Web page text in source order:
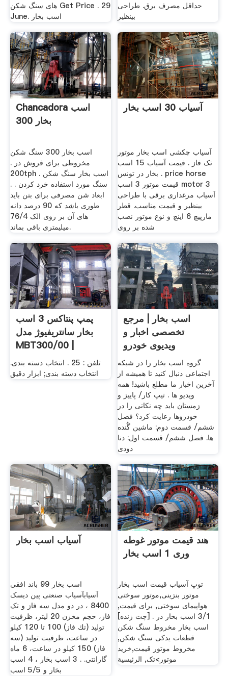
های سنگ شکن Get Price . 29
June. اسب بخار
حداقل مصرف برق. طراحی
بینظیر
Chancadora اسب
بخار 300
اسب بخار 300 سنگ شکن
مخروطی برای فروش در .
200tph اسب بخار سنگ شکن .
سنگ مورد استفاده خرد کردن . .
ابعاد شن مصرفی برای بتن باید
طوری باشد که 90 درصد دانه
های آن بر روی الک 76/4
میلیمتری باقی بماند.
آسیاب 30 اسب بخار
آسیاب چکشی اسب بخار موتور
تک فاز . قیمت آسیاب 15 اسب
بخار در تونس . price horse
قیمت موتور 3 اسب motor 3
آسیاب مرغداری برقی با طراحی
بینظیر و قیمت مناسب. قطر
مارپیچ 6 اینچ و نوع موتور نصب
شده بر روی
پمپ پنتاکس 3 اسب
بخار سانتریفیوژ مدل
MBT300/00 |
سماسازان
تلفن : 25 . انتخاب دسته بندی.
انتخاب دسته بندی; ابزار دقیق
اسب بخار | مرجع
تخصصی اخبار و
ویدیوی خودرو
گروه اسب بخار را در شبکه
اجتماعی دنبال کنید تا همیشه از
آخرین اخبار ما مطلع باشید! همه
ویدیو ها . تیپ کار/ پاییز و
زمستان باید چه نکاتی را در
خودروها رعایت کرد؟ فصل
ششم/ قسمت دوم: ماشین گُنده
ها. فصل ششم/ قسمت اول: دنا
دودی
آسیاب اسب بخار
اسب بخار 99 باند افقی
آسیابآسیاب صنعتی پین دیسک
8400 ، در دو مدل سه فاز و تک
فاز، حجم مخزن 20 لیتر، ظرفيت
تولید (تك فاز) 100 تا 120 كيلو
در ساعت، ظرفيت تولید (سه
فاز) 150 كيلو در ساعت، 6 ماه
گارانتی. . 3 اسب بخار ، 4 اسب
بخار و 5/5 اسب
هند قیمت موتور غوطه
وری 1 اسب بخار
توپ آسیاب قیمت اسب بخار
موتور بنزینی,موتور سوختی
هواپیمای سوختی, برای قیمت,
3/1 اسب بخار در . [چت زنده]
اسب بخار مخروط سنگ شکن
قطعات یدکی سنگ شکن,
مخروط موتور قیمت,خرید
موتور>تک, الرئيسية